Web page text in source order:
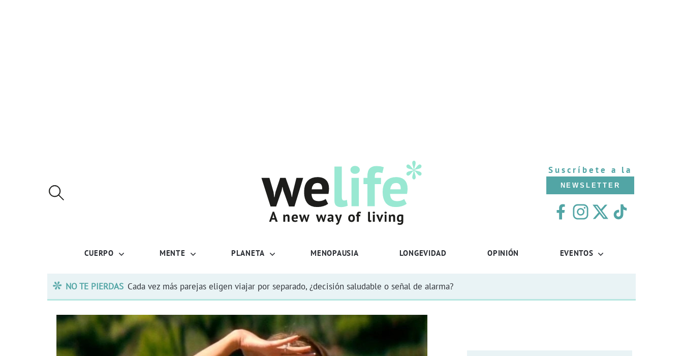
Suscríbete a la
NEWSLETTER
CUERPO MENTE PLANETA MENOPAUSIA LONGEVIDAD OPINIÓN EVENTOS
NO TE PIERDAS Cada vez más parejas eligen viajar por separado, ¿decisión saludable o señal de alarma?